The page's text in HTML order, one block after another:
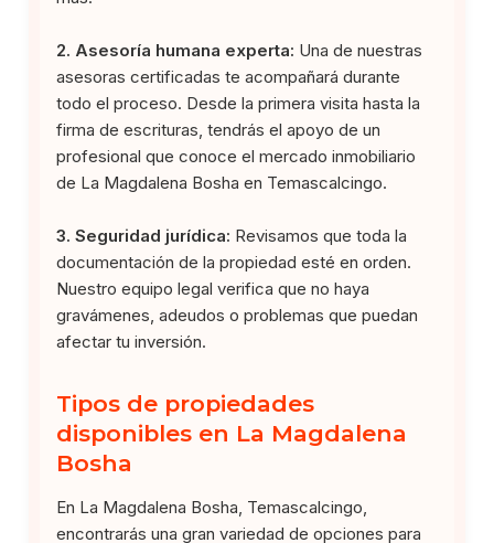
2. Asesoría humana experta: Una de nuestras
asesoras certificadas te acompañará durante
todo el proceso. Desde la primera visita hasta la
firma de escrituras, tendrás el apoyo de un
profesional que conoce el mercado inmobiliario
de La Magdalena Bosha en Temascalcingo.
3. Seguridad jurídica: Revisamos que toda la
documentación de la propiedad esté en orden.
Nuestro equipo legal verifica que no haya
gravámenes, adeudos o problemas que puedan
afectar tu inversión.
Tipos de propiedades
disponibles en La Magdalena
Bosha
En La Magdalena Bosha, Temascalcingo,
encontrarás una gran variedad de opciones para